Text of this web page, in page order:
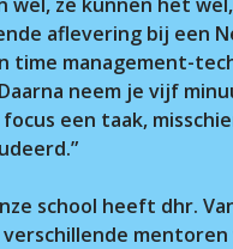
Voer je
aflevering bij een
time management-
neem je vijf
een taak,
school heeft dhr.